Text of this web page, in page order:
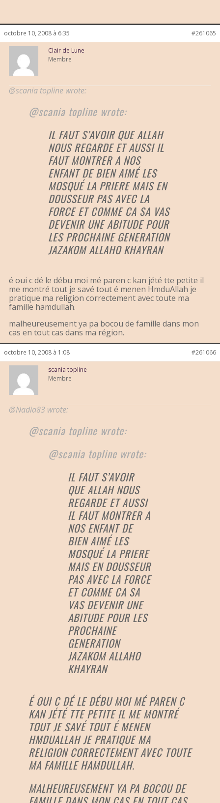
octobre 10, 2008 à 6:35 #261065
Clair de Lune
Membre
@scania topline wrote:
@scania topline wrote:
IL FAUT S’AVOIR QUE ALLAH
NOUS REGARDE ET AUSSI IL
FAUT MONTRER A NOS
ENFANT DE BIEN AIMÉ LES
MOSQUÉ LA PRIERE MAIS EN
DOUSSEUR PAS AVEC LA
FORCE ET COMME CA SA VAS
DEVENIR UNE ABITUDE POUR
LES PROCHAINE GENERATION
JAZAKOM ALLAHO KHAYRAN
é oui c dé le débu moi mé paren c kan jété tte petite il
me montré tout je savé tout é menen HmduAllah je
pratique ma religion correctement avec toute ma
famille hamdullah.
malheureusement ya pa bocou de famille dans mon
cas en tout cas dans ma région.
octobre 10, 2008 à 1:08 #261066
scania topline
Membre
@Nadia83 wrote:
@scania topline wrote:
@scania topline wrote:
IL FAUT S’AVOIR
QUE ALLAH NOUS
REGARDE ET AUSSI
IL FAUT MONTRER A
NOS ENFANT DE
BIEN AIMÉ LES
MOSQUÉ LA PRIERE
MAIS EN DOUSSEUR
PAS AVEC LA FORCE
ET COMME CA SA
VAS DEVENIR UNE
ABITUDE POUR LES
PROCHAINE
GENERATION
JAZAKOM ALLAHO
KHAYRAN
É OUI C DÉ LE DÉBU MOI MÉ PAREN C
KAN JÉTÉ TTE PETITE IL ME MONTRÉ
TOUT JE SAVÉ TOUT É MENEN
HMDUALLAH JE PRATIQUE MA
RELIGION CORRECTEMENT AVEC TOUTE
MA FAMILLE HAMDULLAH.
MALHEUREUSEMENT YA PA BOCOU DE